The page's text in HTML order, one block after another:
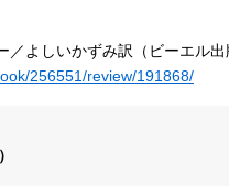
よしいかずみ訳（ビーエル出
256551/review/191868/